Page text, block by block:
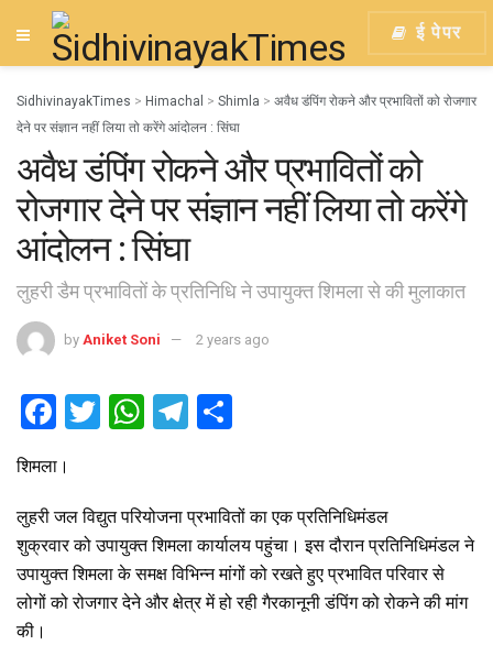
ई पेपर
SidhivinayakTimes > Himachal > Shimla > अवैध डंपिंग रोकने और प्रभावितों को रोजगार
देने पर संज्ञान नहीं लिया तो करेंगे आंदोलन : सिंघा
अवैध डंपिंग रोकने और प्रभावितों को
रोजगार देने पर संज्ञान नहीं लिया तो करेंगे
आंदोलन : सिंघा
लुहरी डैम प्रभावितों के प्रतिनिधि ने उपायुक्त शिमला से की मुलाकात
by Aniket Soni 2 years ago
F
ce
b
o
o
k
T
er
W
s
A
p
p
T
gr
a
m
e
शिमला।
लुहरी जल विद्युत परियोजना प्रभावितों का एक प्रतिनिधिमंडल
शुक्रवार को उपायुक्त शिमला कार्यालय पहुंचा। इस दौरान प्रतिनिधिमंडल ने
उपायुक्त शिमला के समक्ष विभिन्न मांगों को रखते हुए प्रभावित परिवार से
लोगों को रोजगार देने और क्षेत्र में हो रही गैरकानूनी डंपिंग को रोकने की मांग
की।